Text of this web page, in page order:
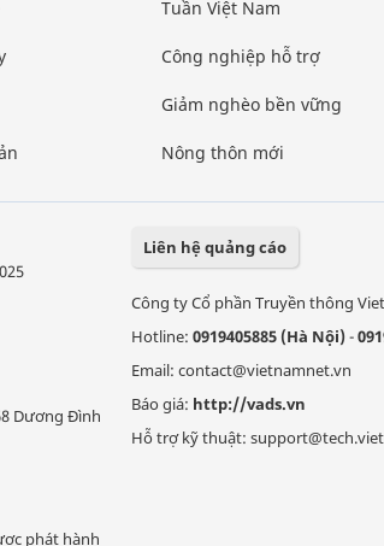
Tuần Việt Nam
Công nghiệp hỗ trợ
Giảm nghèo bền vững
Nông thôn mới
Dương Đình
phát hành
Liên hệ quảng cáo
Công ty Cổ phần Truyền thông
Hotline: 0919405885 (Hà Nội)-
Email: contact@vietnamnet.vn
Báo giá: http://vads.vn
Hỗ trợ kỹ thuật: